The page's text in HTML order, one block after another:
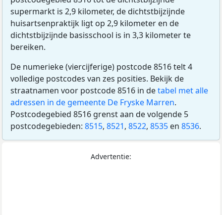
supermarkt is 2,9 kilometer, de dichtstbijzijnde
huisartsenpraktijk ligt op 2,9 kilometer en de
dichtstbijzijnde basisschool is in 3,3 kilometer te
bereiken.
De numerieke (viercijferige) postcode 8516 telt 4
volledige postcodes van zes posities. Bekijk de
straatnamen voor postcode 8516 in detabel met alle
adressen in de gemeente De Fryske Marren.
Postcodegebied 8516 grenst aan de volgende 5
postcodegebieden: 8515, 8521, 8522, 8535 en 8536.
Advertentie: